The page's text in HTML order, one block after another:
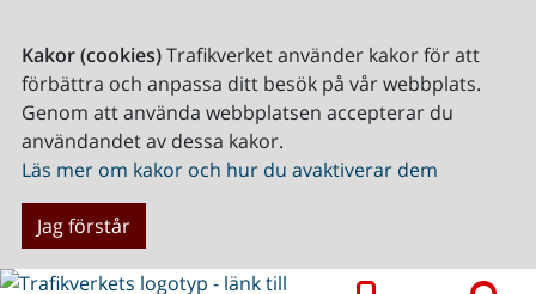
Kakor (cookies)Trafikverket använder kakor för att
förbättra och anpassa ditt besök på vår webbplats.
Genom att använda webbplatsen accepterar du
användandet av dessa kakor.
Läs mer om kakor och hur du avaktiverar dem
Jag förstår